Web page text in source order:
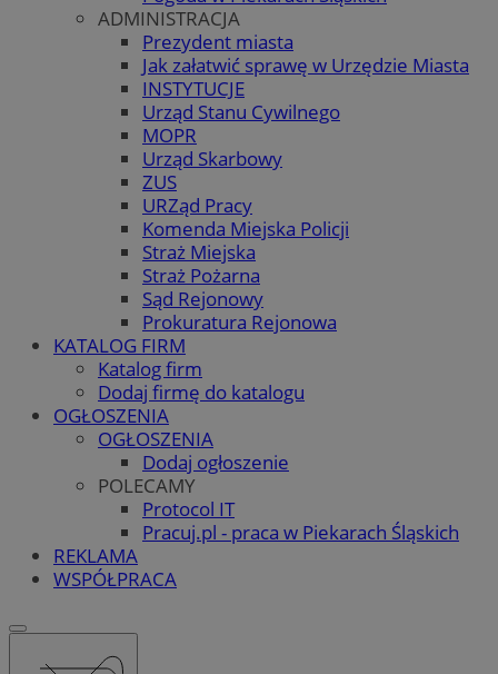
ADMINISTRACJA
Prezydent miasta
Jak załatwić sprawę w Urzędzie Miasta
INSTYTUCJE
Urząd Stanu Cywilnego
MOPR
Urząd Skarbowy
ZUS
URZąd Pracy
Komenda Miejska Policji
Straż Miejska
Straż Pożarna
Sąd Rejonowy
Prokuratura Rejonowa
KATALOG FIRM
Katalog firm
Dodaj firmę do katalogu
OGŁOSZENIA
OGŁOSZENIA
Dodaj ogłoszenie
POLECAMY
Protocol IT
Pracuj.pl - praca w Piekarach Śląskich
REKLAMA
WSPÓŁPRACA